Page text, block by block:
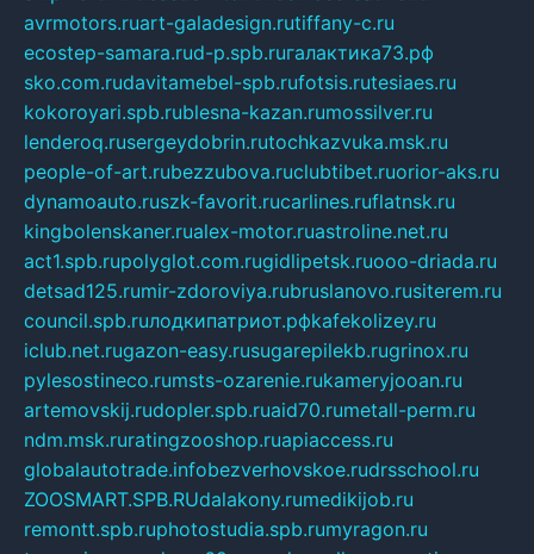
avrmotors.ruart-galadesign.rutiffany-c.ru
ecostep-samara.rud-p.spb.ruгалактика73.рф
sko.com.rudavitamebel-spb.rufotsis.rutesiaes.ru
kokoroyari.spb.rublesna-kazan.rumossilver.ru
lenderoq.rusergeydobrin.rutochkazvuka.msk.ru
people-of-art.rubezzubova.ruclubtibet.ruorior-aks.ru
dynamoauto.ruszk-favorit.rucarlines.ruflatnsk.ru
kingbolenskaner.rualex-motor.ruastroline.net.ru
act1.spb.rupolyglot.com.rugidlipetsk.ruooo-driada.ru
detsad125.rumir-zdoroviya.rubruslanovo.rusiterem.ru
council.spb.ruлодкипатриот.рфkafekolizey.ru
iclub.net.rugazon-easy.rusugarepilekb.rugrinox.ru
pylesostineco.rumsts-ozarenie.rukameryjooan.ru
artemovskij.rudopler.spb.ruaid70.rumetall-perm.ru
ndm.msk.ruratingzooshop.ruapiaccess.ru
globalautotrade.infobezverhovskoe.rudrsschool.ru
ZOOSMART.SPB.RUdalakony.rumedikijob.ru
remontt.spb.ruphotostudia.spb.rumyragon.ru